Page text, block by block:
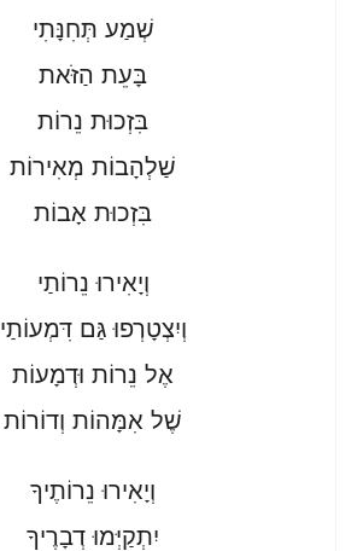
שְׁמַע תְּחִנָּתִי
בָּעֵת הַזֹּאת
בִּזְכוּת נֵרוֹת
שַׁלְהָבוֹת מְאִירוֹת
בִּזְכוּת אָבוֹת
וְיָאִירוּ נֵרוֹתַי
וְיִצְטָרְפוּ גַּם דִּמְעוֹתַי
אֶל נֵרוֹת וּדְמָעוֹת
שֶׁל אִמָּהוֹת וְדוֹרוֹת
וְיָאִירוּ נֵרוֹתֶיךָ
יִתְקַיְּמוּ דְבָרֶיךָ